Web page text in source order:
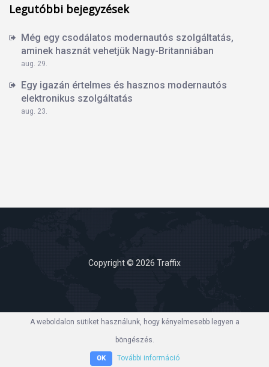
Legutóbbi bejegyzések
Még egy csodálatos modernautós szolgáltatás,
aminek hasznát vehetjük Nagy-Britanniában
aug. 29.
Egy igazán értelmes és hasznos modernautós
elektronikus szolgáltatás
aug. 23.
Copyright © 2026 Traffix
A weboldalon sütiket használunk, hogy kényelmesebb legyen a
böngészés.
OK További információ